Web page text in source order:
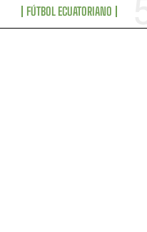
FÚTBOL ECUATORIANO